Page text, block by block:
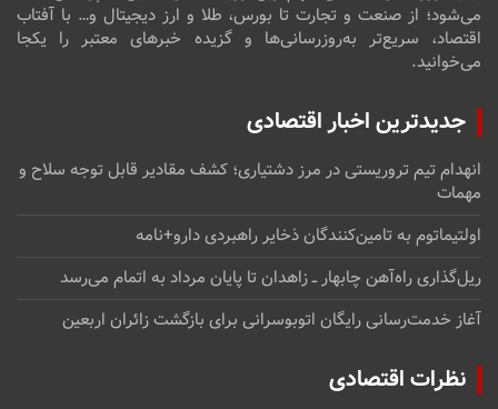
می‌شود؛ از صنعت و تجارت تا بورس، طلا و ارز دیجیتال و… با آفتاب
اقتصاد، سریع‌تر به‌روزرسانی‌ها و گزیده خبرهای معتبر را یکجا
می‌خوانید.
جدیدترین اخبار اقتصادی
انهدام تیم تروریستی در مرز دشتیاری؛ کشف مقادیر قابل توجه سلاح و
مهمات
اولتیماتوم به تامین‌کنندگان ذخایر راهبردی دارو+نامه
ریل‌گذاری راه‌آهن چابهار ــ زاهدان تا پایان مرداد به اتمام می‌رسد
آغاز خدمت‌رسانی رایگان اتوبوسرانی برای بازگشت زائران اربعین
نظرات اقتصادی